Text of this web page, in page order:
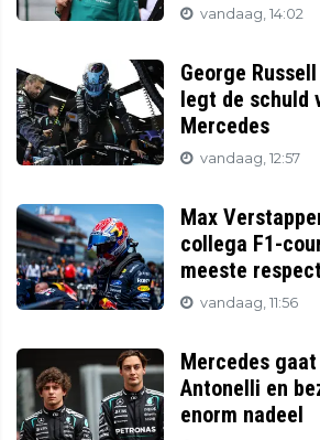
vandaag, 14:02
George
legt de schuld
Mercedes
vandaag, 12:57
Max
collega F1-
meeste
vandaag, 11:56
Mercedes
Antonelli en
enorm nadeel